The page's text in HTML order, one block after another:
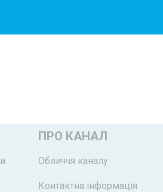
ПРО КАНАЛ
Обличчя каналу
Контактна інформація